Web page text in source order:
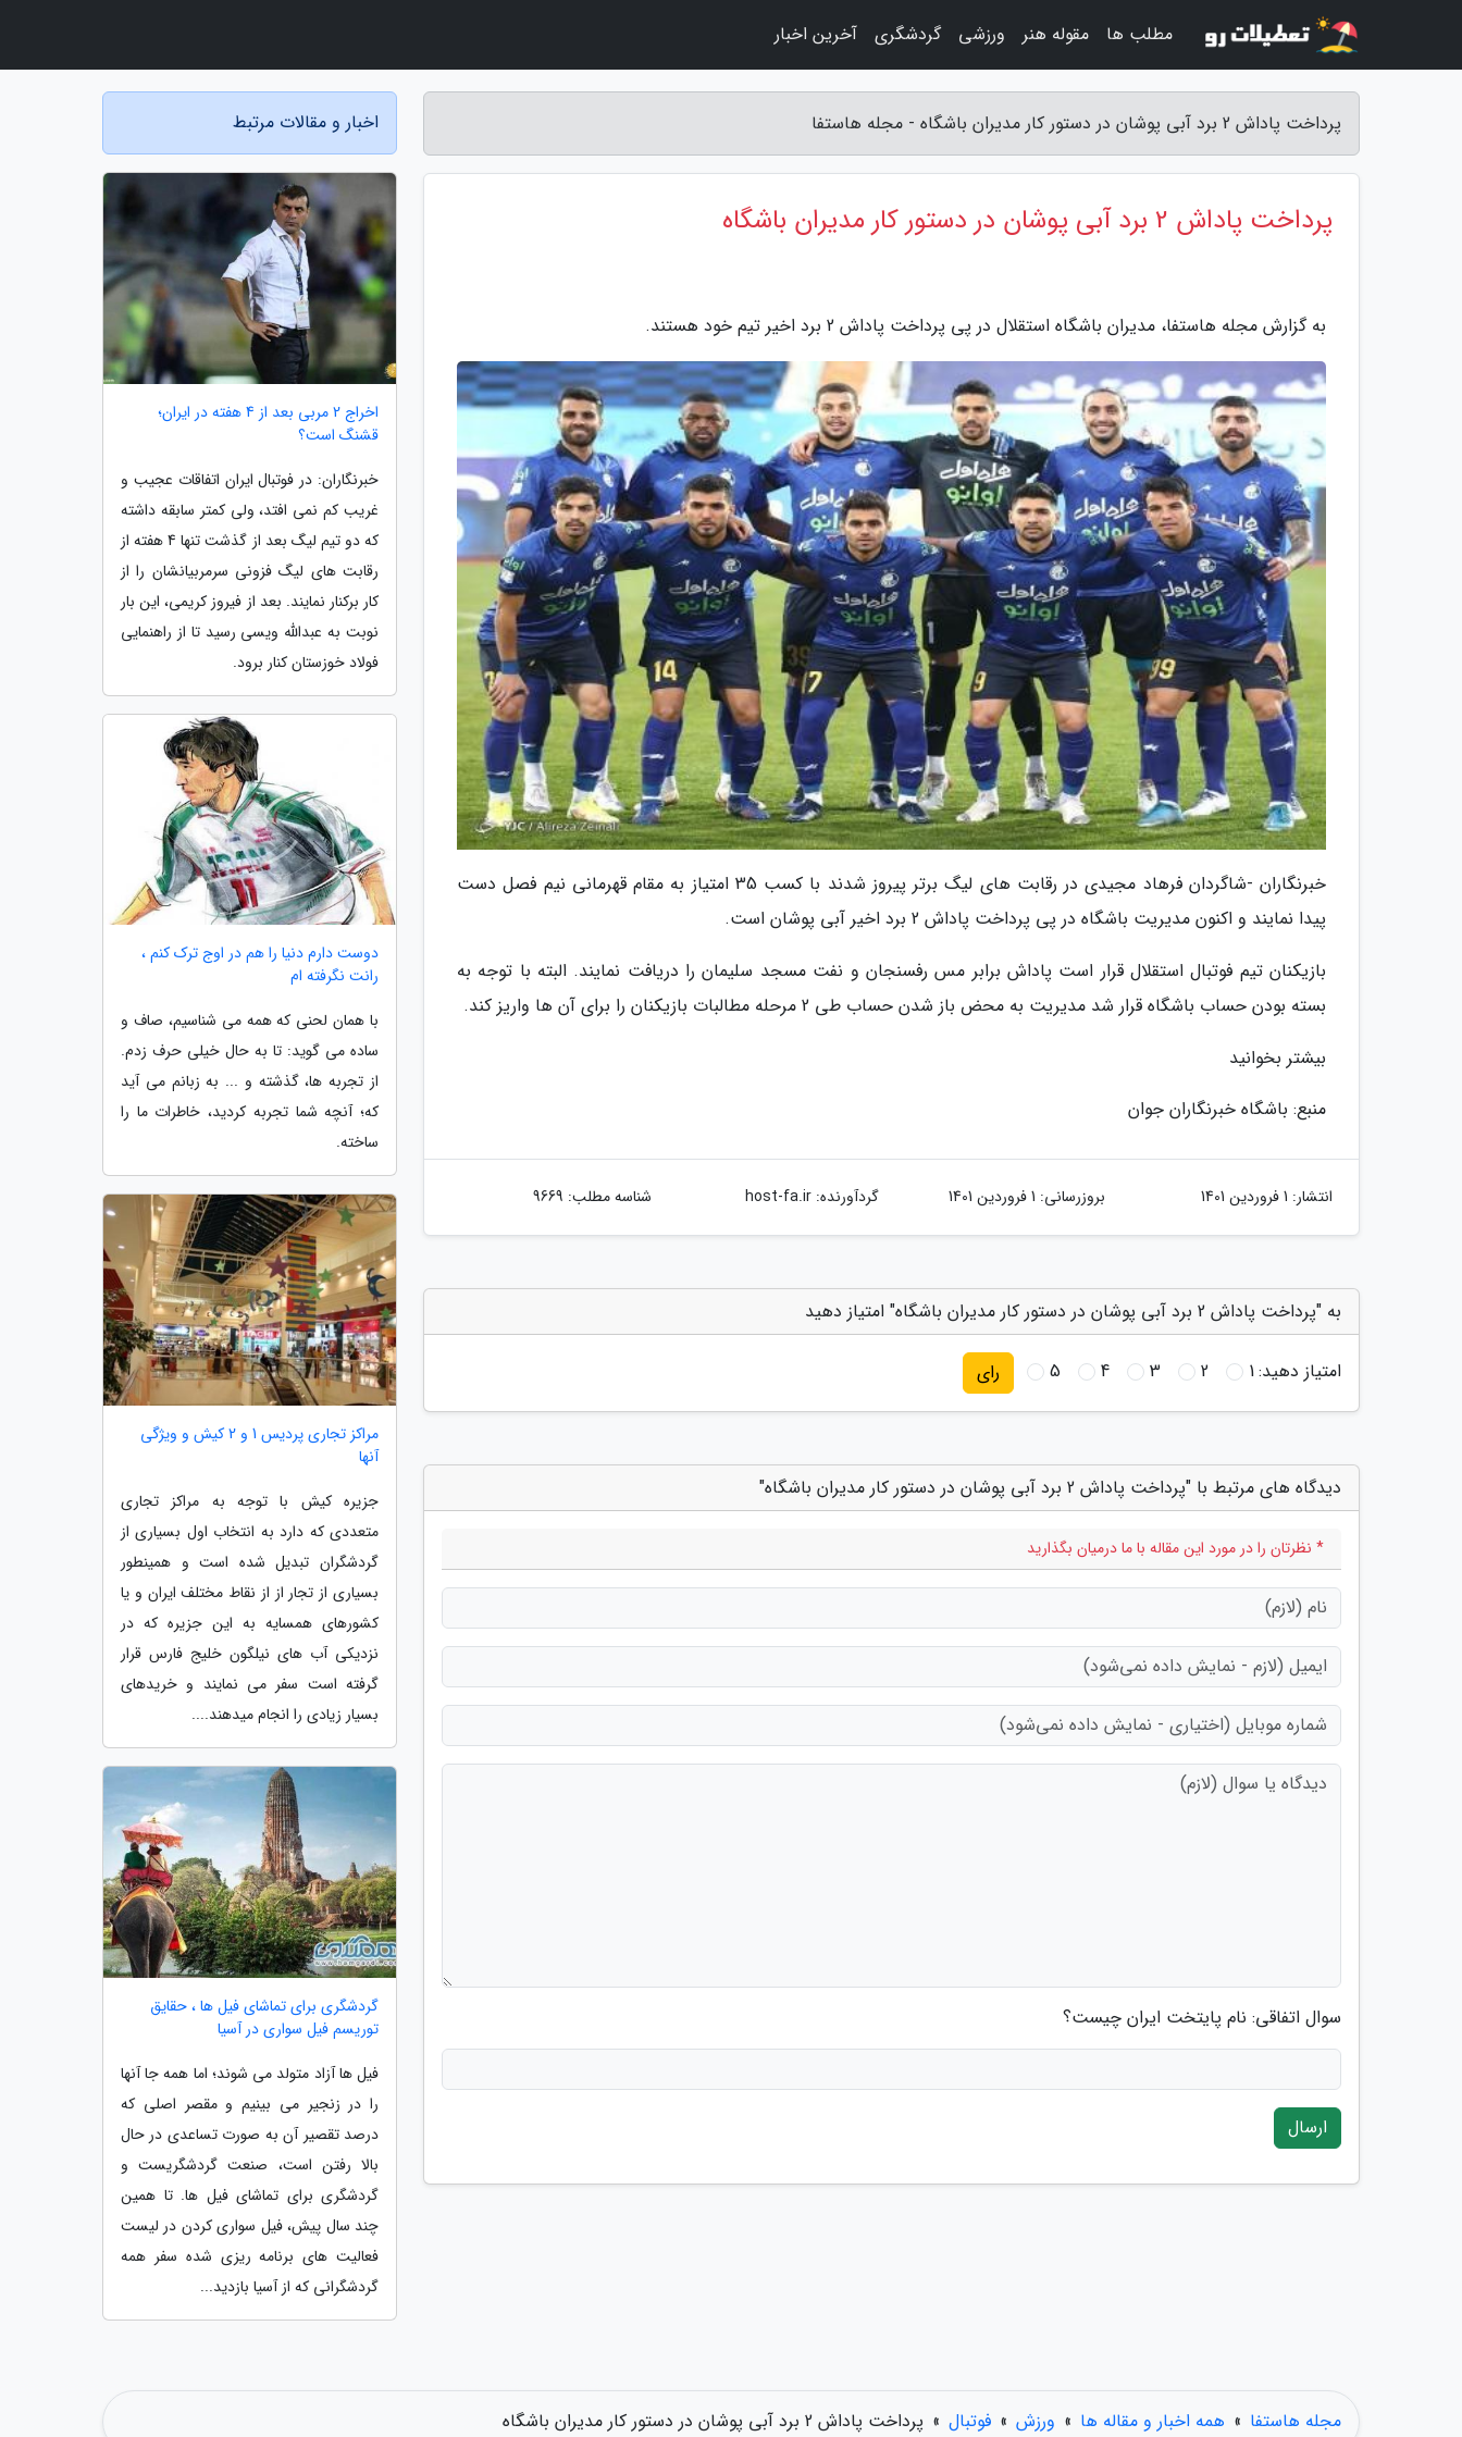
پرداخت پاداش 2 برد آبی پوشان در دستور کار مدیران باشگاه - مجله هاستفا
پرداخت پاداش 2 برد آبی پوشان در دستور کار مدیران باشگاه
به گزارش مجله هاستفا، مدیران باشگاه استقلال در پی پرداخت پاداش 2 برد اخیر تیم خود هستند.
خبرنگاران -شاگردان فرهاد مجیدی در رقابت های لیگ برتر پیروز شدند با کسب 35 امتیاز به مقام قهرمانی نیم فصل دست
پیدا نمایند و اکنون مدیریت باشگاه در پی پرداخت پاداش 2 برد اخیر آبی پوشان است.
بازیکنان تیم فوتبال استقلال قرار است پاداش برابر مس رفسنجان و نفت مسجد سلیمان را دریافت نمایند. البته با توجه به
بسته بودن حساب باشگاه قرار شد مدیریت به محض باز شدن حساب طی 2 مرحله مطالبات بازیکنان را برای آن ها واریز کند.
بیشتر بخوانید
منبع: باشگاه خبرنگاران جوان
انتشار: 1 فروردین 1401 بروزرسانی: 1 فروردین 1401 گردآورنده:host-fa.ir شناسه مطلب: 9669
به "پرداخت پاداش 2 برد آبی پوشان در دستور کار مدیران باشگاه" امتیاز دهید
امتیاز دهید:1
2
3
4
5 رای
دیدگاه های مرتبط با "پرداخت پاداش 2 برد آبی پوشان در دستور کار مدیران باشگاه"
* نظرتان را در مورد این مقاله با ما درمیان بگذارید
سوال اتفاقی: نام پایتخت ایران چیست؟
ارسال
اخبار و مقالات مرتبط
اخراج 2 مربی بعد از 4 هفته در ایران؛
قشنگ است؟
خبرنگاران: در فوتبال ایران اتفاقات عجیب و
غریب کم نمی افتد، ولی کمتر سابقه داشته
که دو تیم لیگ بعد از گذشت تنها 4 هفته از
رقابت های لیگ فزونی سرمربیانشان را از
کار برکنار نمایند. بعد از فیروز کریمی، این بار
نوبت به عبدالله ویسی رسید تا از راهنمایی
فولاد خوزستان کنار برود.
دوست دارم دنیا را هم در اوج ترک کنم ،
رانت نگرفته ام
با همان لحنی که همه می شناسیم، صاف و
ساده می گوید: تا به حال خیلی حرف زدم.
از تجربه ها، گذشته و ... به زبانم می آید
که؛ آنچه شما تجربه کردید، خاطرات ما را
ساخته.
مراکز تجاری پردیس 1 و 2 کیش و ویژگی
آنها
جزیره کیش با توجه به مراکز تجاری
متعددی که دارد به انتخاب اول بسیاری از
گردشگران تبدیل شده است و همینطور
بسیاری از تجار از از نقاط مختلف ایران و یا
کشورهای همسایه به این جزیره که در
نزدیکی آب های نیلگون خلیج فارس قرار
گرفته است سفر می نمایند و خریدهای
بسیار زیادی را انجام میدهند....
گردشگری برای تماشای فیل ها ، حقایق
توریسم فیل سواری در آسیا
فیل ها آزاد متولد می شوند؛ اما همه جا آنها
را در زنجیر می بینیم و مقصر اصلی که
درصد تقصیر آن به صورت تساعدی در حال
بالا رفتن است، صنعت گردشگریست و
گردشگری برای تماشای فیل ها. تا همین
چند سال پیش، فیل سواری کردن در لیست
فعالیت های برنامه ریزی شده سفر همه
گردشگرانی که از آسیا بازدید...
مجله هاستفا » همه اخبار و مقاله ها » ورزش » فوتبال » پرداخت پاداش 2 برد آبی پوشان در دستور کار مدیران باشگاه
مطلب ها مقوله هنر ورزشی گردشگری آخرین اخبار